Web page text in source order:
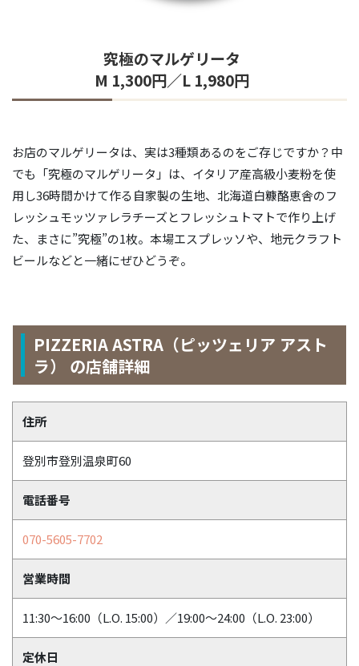
究極のマルゲリータ
M 1,300円／L 1,980円
お店のマルゲリータは、実は3種類あるのをご存じですか？中
でも「究極のマルゲリータ」は、イタリア産高級小麦粉を使
用し36時間かけて作る自家製の生地、北海道白糠酪恵舎のフ
レッシュモッツァレラチーズとフレッシュトマトで作り上げ
た、まさに”究極”の1枚。本場エスプレッソや、地元クラフト
ビールなどと一緒にぜひどうぞ。
PIZZERIA ASTRA（ピッツェリア アスト
ラ） の店舗詳細
住所
登別市登別温泉町60
電話番号
070-5605-7702
営業時間
11:30～16:00（L.O. 15:00）／19:00～24:00（L.O. 23:00）
定休日